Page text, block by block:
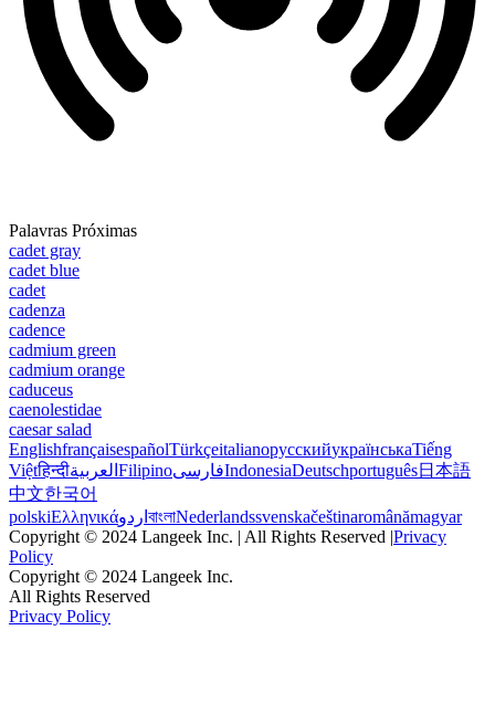
Palavras Próximas
cadet gray
cadet blue
cadet
cadenza
cadence
cadmium green
cadmium orange
caduceus
caenolestidae
caesar salad
EnglishfrançaisespañolTürkçeitalianoрусскийукраїнськаTiếng
Việtहिन्दीالعربية FilipinoفارسیIndonesiaDeutschportuguês日本語
中文한국어
polskiΕλληνικάاردو বাংলাNederlandssvenskačeštinaromânămagyar
Copyright © 2024 Langeek Inc. | All Rights Reserved |Privacy
Policy
Copyright © 2024 Langeek Inc.
All Rights Reserved
Privacy Policy